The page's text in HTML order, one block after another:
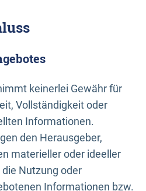
keinerlei Gewähr für
Vollständigkeit oder
Informationen.
den Herausgeber,
materieller oder ideeller
Nutzung oder
Informationen bzw.